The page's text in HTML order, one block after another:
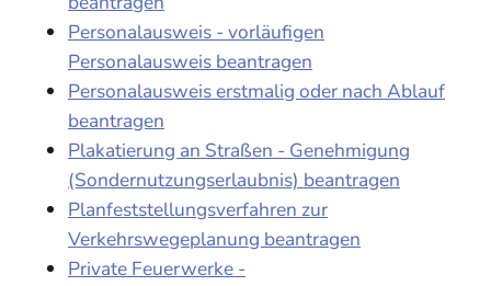
Personalausweis - vorläufigen
Personalausweis beantragen
Personalausweis erstmalig oder nach Ablauf
beantragen
Plakatierung an Straßen - Genehmigung
(Sondernutzungserlaubnis) beantragen
Planfeststellungsverfahren zur
Verkehrswegeplanung beantragen
Private Feuerwerke -